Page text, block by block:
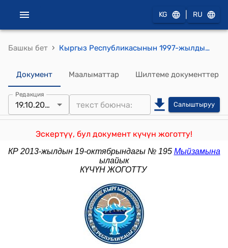
KG RU
Башкы бет › Кыргыз Республикасынын 1997-жылдын 3-мартындагы №12 "Лицензиялоо жөнүндө" мыйзамы
Документ Маалыматтар Шилтеме документтер
Редакция
19.10.2013 Салыштыруу
Эскертүү, бул документ күчүн жоготту!